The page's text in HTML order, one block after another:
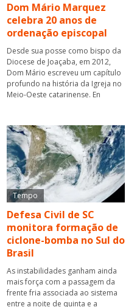
Dom Mário Marquez
celebra 20 anos de
ordenação episcopal
Desde sua posse como bispo da
Diocese de Joaçaba, em 2012,
Dom Mário escreveu um capítulo
profundo na história da Igreja no
Meio-Oeste catarinense. En
Tempo
Defesa Civil de SC
monitora formação de
ciclone-bomba no Sul do
Brasil
As instabilidades ganham ainda
mais força com a passagem da
frente fria associada ao sistema
entre a noite de quinta e a